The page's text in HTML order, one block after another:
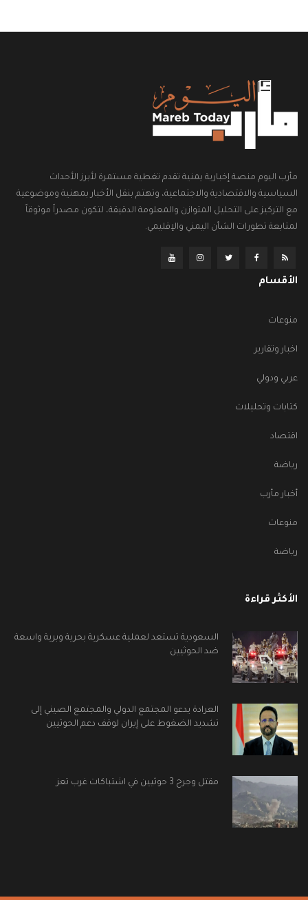
مأرب اليوم منصة إخبارية يمنية تقدم تغطية مستمرة لأبرز الأحداث
السياسية والاقتصادية والاجتماعية، وتهتم بنقل الأخبار بمهنية وموضوعية
مع التركيز على التحليل المتوازن والمعلومة الدقيقة، لتكون مصدراً موثوقاً
لمتابعة تطورات الشأن اليمني والإقليمي.
الأقسام
منوعات
اخبار وتقارير
عربي ودولي
كتابات وتحليلات
اقتصاد
رياضة
أخبار مأرب
منوعات
رياضة
الأكثر قراءة
السعودية تستعد لعملية عسكرية بحرية وبرية واسعة
ضد الحوثيين
العرادة يدعو المجتمع الدولي والمجتمع الصيني إلى
تشديد الضغوط على إيران لوقف دعم الحوثيين
مقتل وجرح 3 حوثيين في اشتباكات غرب تعز